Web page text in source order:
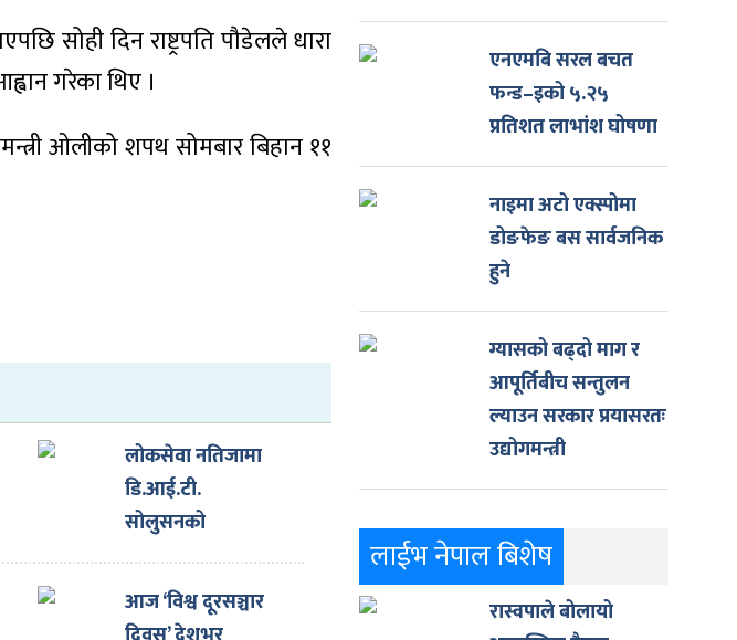
सोही दिन राष्ट्रपति पौडेलले धारा
गरेका थिए ।
ओलीको शपथ सोमबार बिहान ११
लोकसेवा नतिजामा
डि.आई.टी.
सोलुसनको
ऐतिहासिक
सफलता: ७०%
भन्दा बढी सिटमा
आज ‘विश्व दूरसञ्चार
एनएमबि सरल बचत
फन्ड–इको ५.२५
प्रतिशत लाभांश घोषणा
नाइमा अटो एक्स्पोमा
डोङफेङ बस सार्वजनिक
हुने
ग्यासको बढ्दो माग र
आपूर्तिबीच सन्तुलन
ल्याउन सरकार प्रयासरतः
उद्योगमन्त्री
लाईभ नेपाल बिशेष
रास्वपाले बोलायो